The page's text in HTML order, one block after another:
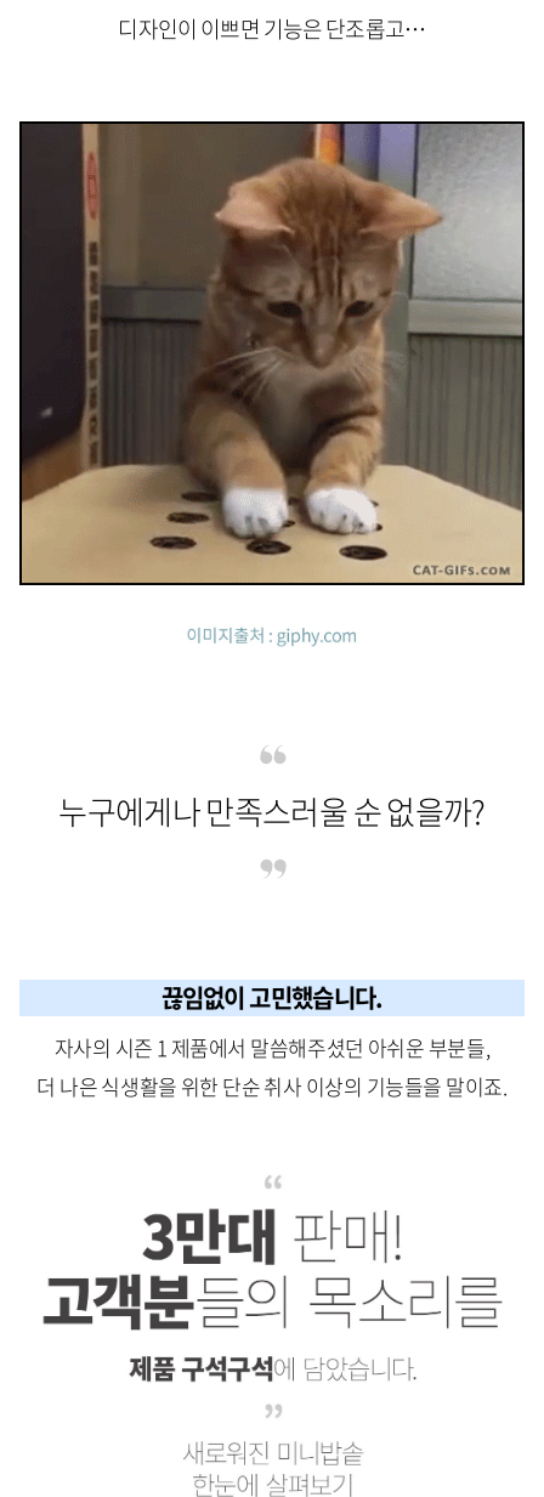
디자인이 이쁘면 기능은 단조롭고⋯
누구에게나 만족스러울 순 없을까?
끊임없이 고민했습니다.
자사의 시즌 1 제품에서 말씀해주셨던 아쉬운 부분들,
더 나은 식생활을 위한 단순 취사 이상의 기능들을 말이죠.